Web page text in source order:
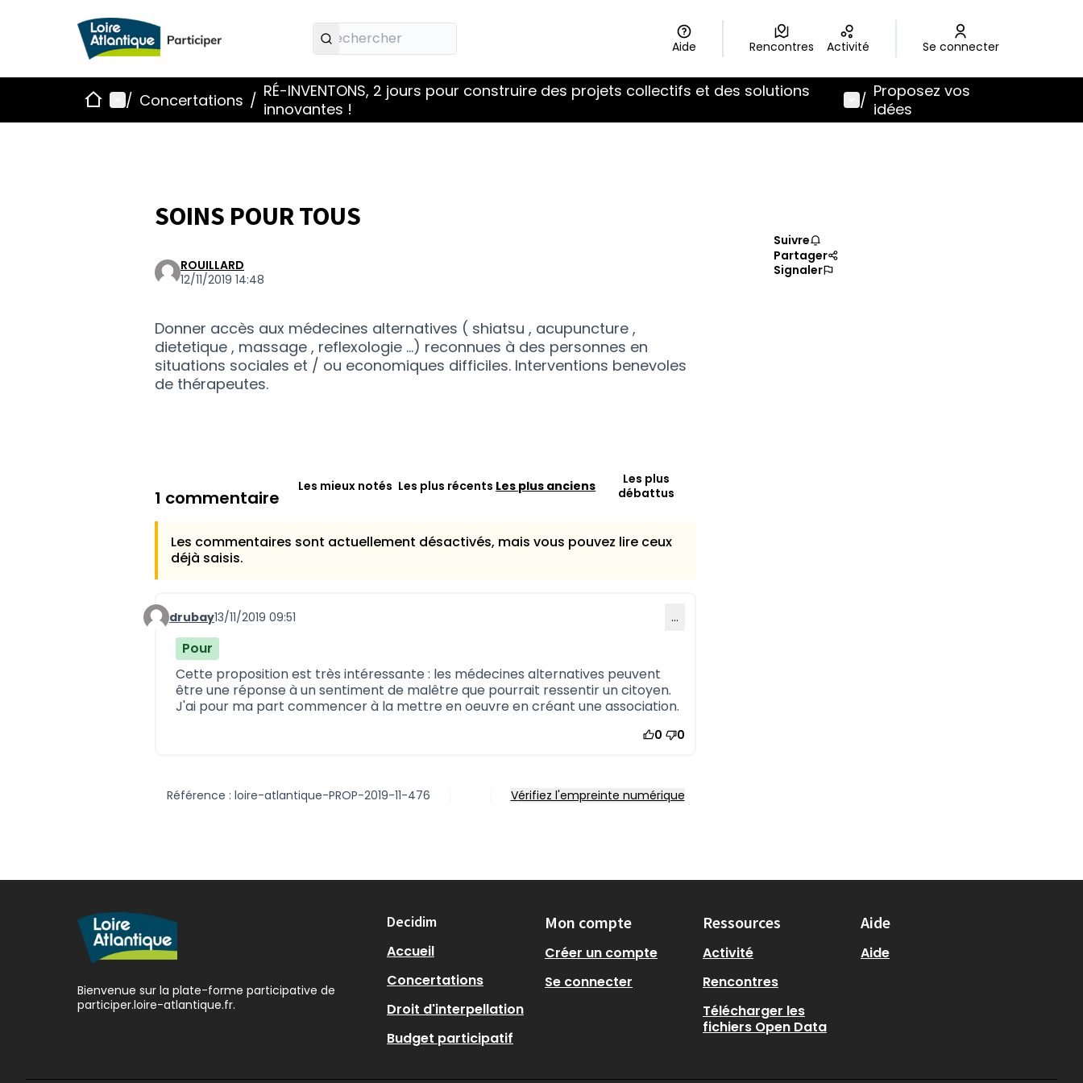
Aide Rencontres Activité Se connecter
AccueilMenu principal
/ Concertations / RÉ-INVENTONS, 2 jours pour construire des projets collectifs et des solutions
innovantes !
Menu utilisateur
/ Proposez vos
idées
SOINS POUR TOUS
ROUILLARD
12/11/2019 14:48
Donner accès aux médecines alternatives ( shiatsu , acupuncture ,
dietetique , massage , reflexologie ...) reconnues à des personnes en
situations sociales et / ou economiques difficiles. Interventions benevoles
de thérapeutes.
Suivre
Partager
Signaler
1 commentaire
Les mieux notés Les plus récents Les plus anciens
Les plus
débattus
Les commentaires sont actuellement désactivés, mais vous pouvez lire ceux
déjà saisis.
Commentaire 725
drubay13/11/2019 09:51 …
Pour
Cette proposition est très intéressante : les médecines alternatives peuvent
être une réponse à un sentiment de malêtre que pourrait ressentir un citoyen.
J'ai pour ma part commencer à la mettre en oeuvre en créant une association.
0 0
Référence : loire-atlantique-PROP-2019-11-476 Vérifiez l'empreinte numérique
Bienvenue sur la plate-forme participative de
participer.loire-atlantique.fr.
Decidim
Accueil
Concertations
Droit d'interpellation
Budget participatif
Mon compte
Créer un compte
Se connecter
Ressources
Activité
Rencontres
Télécharger les
fichiers Open Data
Aide
Aide